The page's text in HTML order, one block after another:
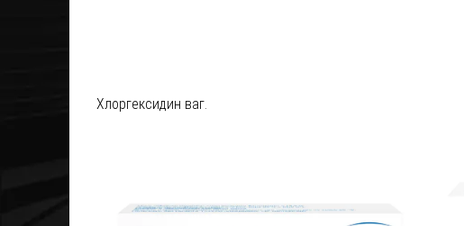
Хлоргексидин ваг.